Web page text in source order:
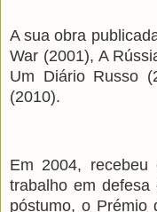
A sua obra
War (2001), A
Um Diário Russo
(2010).
Em 2004,
trabalho em
póstumo, o Prémio